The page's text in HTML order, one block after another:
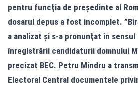
pentru funcţia de preşedinte al
dosarul depus a fost incomplet.
a analizat şi s-a pronunţat în
înregistrării candidaturii domnului
precizat BEC. Petru Mîndru a
Electoral Central documentele